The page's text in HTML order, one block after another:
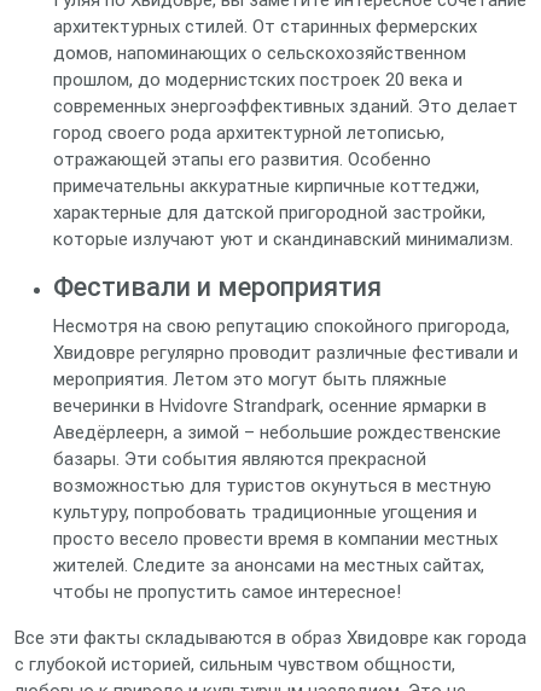
архитектурных стилей. От старинных фермерских
домов, напоминающих о сельскохозяйственном
прошлом, до модернистских построек 20 века и
современных энергоэффективных зданий. Это делает
город своего рода архитектурной летописью,
отражающей этапы его развития. Особенно
примечательны аккуратные кирпичные коттеджи,
характерные для датской пригородной застройки,
которые излучают уют и скандинавский минимализм.
Фестивали и мероприятия
Несмотря на свою репутацию спокойного пригорода,
Хвидовре регулярно проводит различные фестивали и
мероприятия. Летом это могут быть пляжные
вечеринки в Hvidovre Strandpark, осенние ярмарки в
Аведёрлеерн, а зимой – небольшие рождественские
базары. Эти события являются прекрасной
возможностью для туристов окунуться в местную
культуру, попробовать традиционные угощения и
просто весело провести время в компании местных
жителей. Следите за анонсами на местных сайтах,
чтобы не пропустить самое интересное!
Все эти факты складываются в образ Хвидовре как города
с глубокой историей, сильным чувством общности,